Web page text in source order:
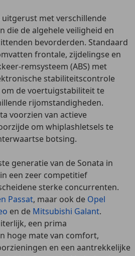
uitgerust met verschillende
die de algehele veiligheid en
bevorderden. Standaard
frontale, zijdelingse en
remsysteem (ABS) met
stabiliteitscontrole
om de voertuigstabiliteit te
rijomstandigheden.
voorzien van actieve
om whiplashletsels te
botsing.
generatie van de Sonata in
een zeer competitief
sterke concurrenten.
Passat, maar ook de Opel
en de Mitsubishi Galant.
een prima
hoge mate van comfort,
en een aantrekkelijke